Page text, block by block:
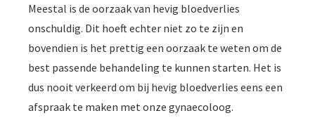
Meestal is de oorzaak van hevig bloedverlies
onschuldig. Dit hoeft echter niet zo te zijn en
bovendien is het prettig een oorzaak te weten om de
best passende behandeling te kunnen starten. Het is
dus nooit verkeerd om bij hevig bloedverlies eens een
afspraak te maken met onze gynaecoloog.